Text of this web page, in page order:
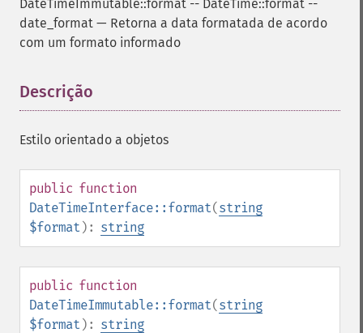
DateTimeImmutable::format -- DateTime::format --
date_format — Retorna a data formatada de acordo
com um formato informado
Descrição
Estilo orientado a objetos
public function
DateTimeInterface::format(string
$format ): string
public function
DateTimeImmutable::format(string
$format ): string